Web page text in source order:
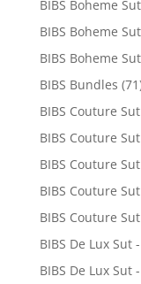
BIBS Boheme
BIBS Boheme
BIBS Boheme
BIBS Bundles
BIBS Couture
BIBS Couture
BIBS Couture
BIBS Couture
BIBS Couture
BIBS De Lux Sut
BIBS De Lux Sut